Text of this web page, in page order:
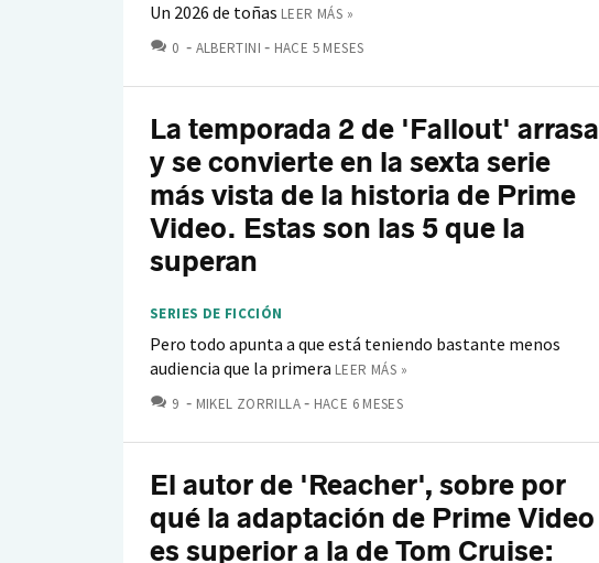
Un 2026 de toñas LEER MÁS »
0 COMENTARIOS
ALBERTINI HACE 5 MESES
La temporada 2 de 'Fallout' arrasa
y se convierte en la sexta serie
más vista de la historia de Prime
Video. Estas son las 5 que la
superan
SERIES DE FICCIÓN
Pero todo apunta a que está teniendo bastante menos
audiencia que la primera LEER MÁS »
9 COMENTARIOS
MIKEL ZORRILLA HACE 6 MESES
El autor de 'Reacher', sobre por
qué la adaptación de Prime Video
es superior a la de Tom Cruise: